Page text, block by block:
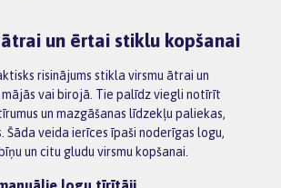
un ērtai stiklu kopšanai
risinājums stikla virsmu ātrai un
vai birojā. Tie palīdz viegli notīrīt
un mazgāšanas līdzekļu paliekas,
veida ierīces īpaši noderīgas logu,
un citu gludu virsmu kopšanai.